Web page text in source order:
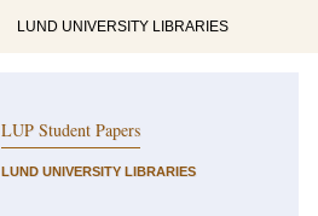
LUND UNIVERSITY LIBRARIES
LUP Student Papers
LUND UNIVERSITY LIBRARIES